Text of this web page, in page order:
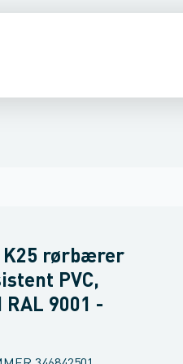
K25 rørbærer
PVC,
RAL 9001 -